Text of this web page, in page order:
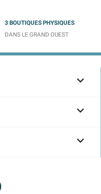
3 BOUTIQUES PHYSIQUES
DANS LE GRAND OUEST


